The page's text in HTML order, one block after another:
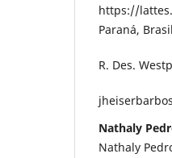
https://
Paraná,
R. Des.
Nathaly
Nathaly